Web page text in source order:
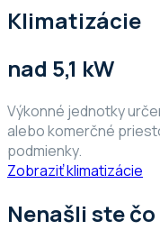
Klimatizácie
nad 5,1 kW
Výkonné jednotky
alebo komerčné
podmienky.
Zobraziť klimatizácie
Nenašli ste